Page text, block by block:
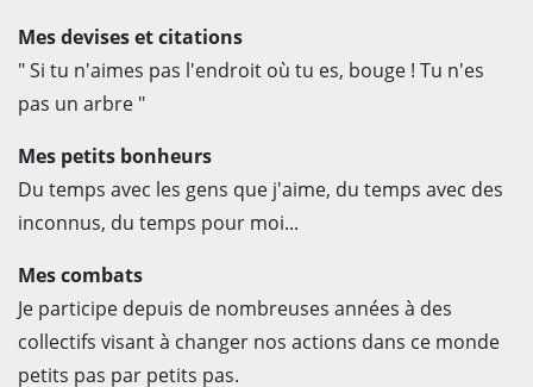
Mes devises et citations
" Si tu n'aimes pas l'endroit où tu es, bouge ! Tu n'es
pas un arbre "
Mes petits bonheurs
Du temps avec les gens que j'aime, du temps avec des
inconnus, du temps pour moi...
Mes combats
Je participe depuis de nombreuses années à des
collectifs visant à changer nos actions dans ce monde
petits pas par petits pas.